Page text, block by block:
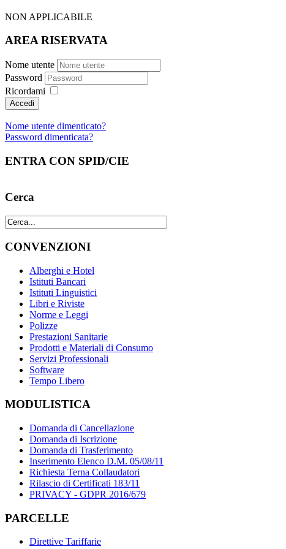
NON APPLICABILE
AREA RISERVATA
Nome utente
Password
Ricordami
Nome utente dimenticato?
Password dimenticata?
ENTRA CON SPID/CIE
Cerca
CONVENZIONI
Alberghi e Hotel
Istituti Bancari
Istituti Linguistici
Libri e Riviste
Norme e Leggi
Polizze
Prestazioni Sanitarie
Prodotti e Materiali di Consumo
Servizi Professionali
Software
Tempo Libero
MODULISTICA
Domanda di Cancellazione
Domanda di Iscrizione
Domanda di Trasferimento
Inserimento Elenco D.M. 05/08/11
Richiesta Terna Collaudatori
Rilascio di Certificati 183/11
PRIVACY - GDPR 2016/679
PARCELLE
Direttive Tariffarie